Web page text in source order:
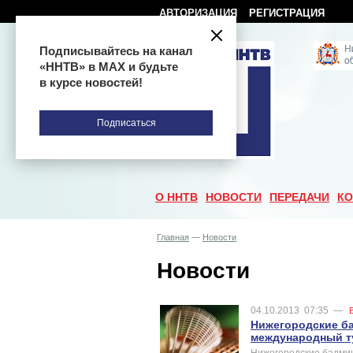
АВТОРИЗАЦИЯ РЕГИСТРАЦИЯ
О ННТВ НОВОСТИ ПЕРЕДАЧИ
Главная — Новости
Новости
04.10.2013 07:35 —
Нижегородские
международный
Подписывайтесь на канал
«ННТВ» в МАХ и будьте
в курсе новостей!
Подписаться